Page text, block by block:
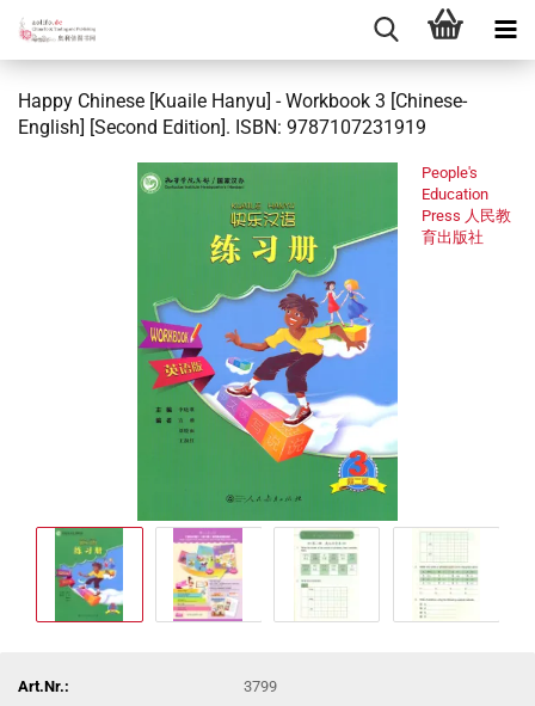
Happy Chinese [Kuaile Hanyu] - Workbook 3 [Chinese-
English] [Second Edition]. ISBN: 9787107231919
People's
Education
Press 人民教
育出版社
Art.Nr.:
3799